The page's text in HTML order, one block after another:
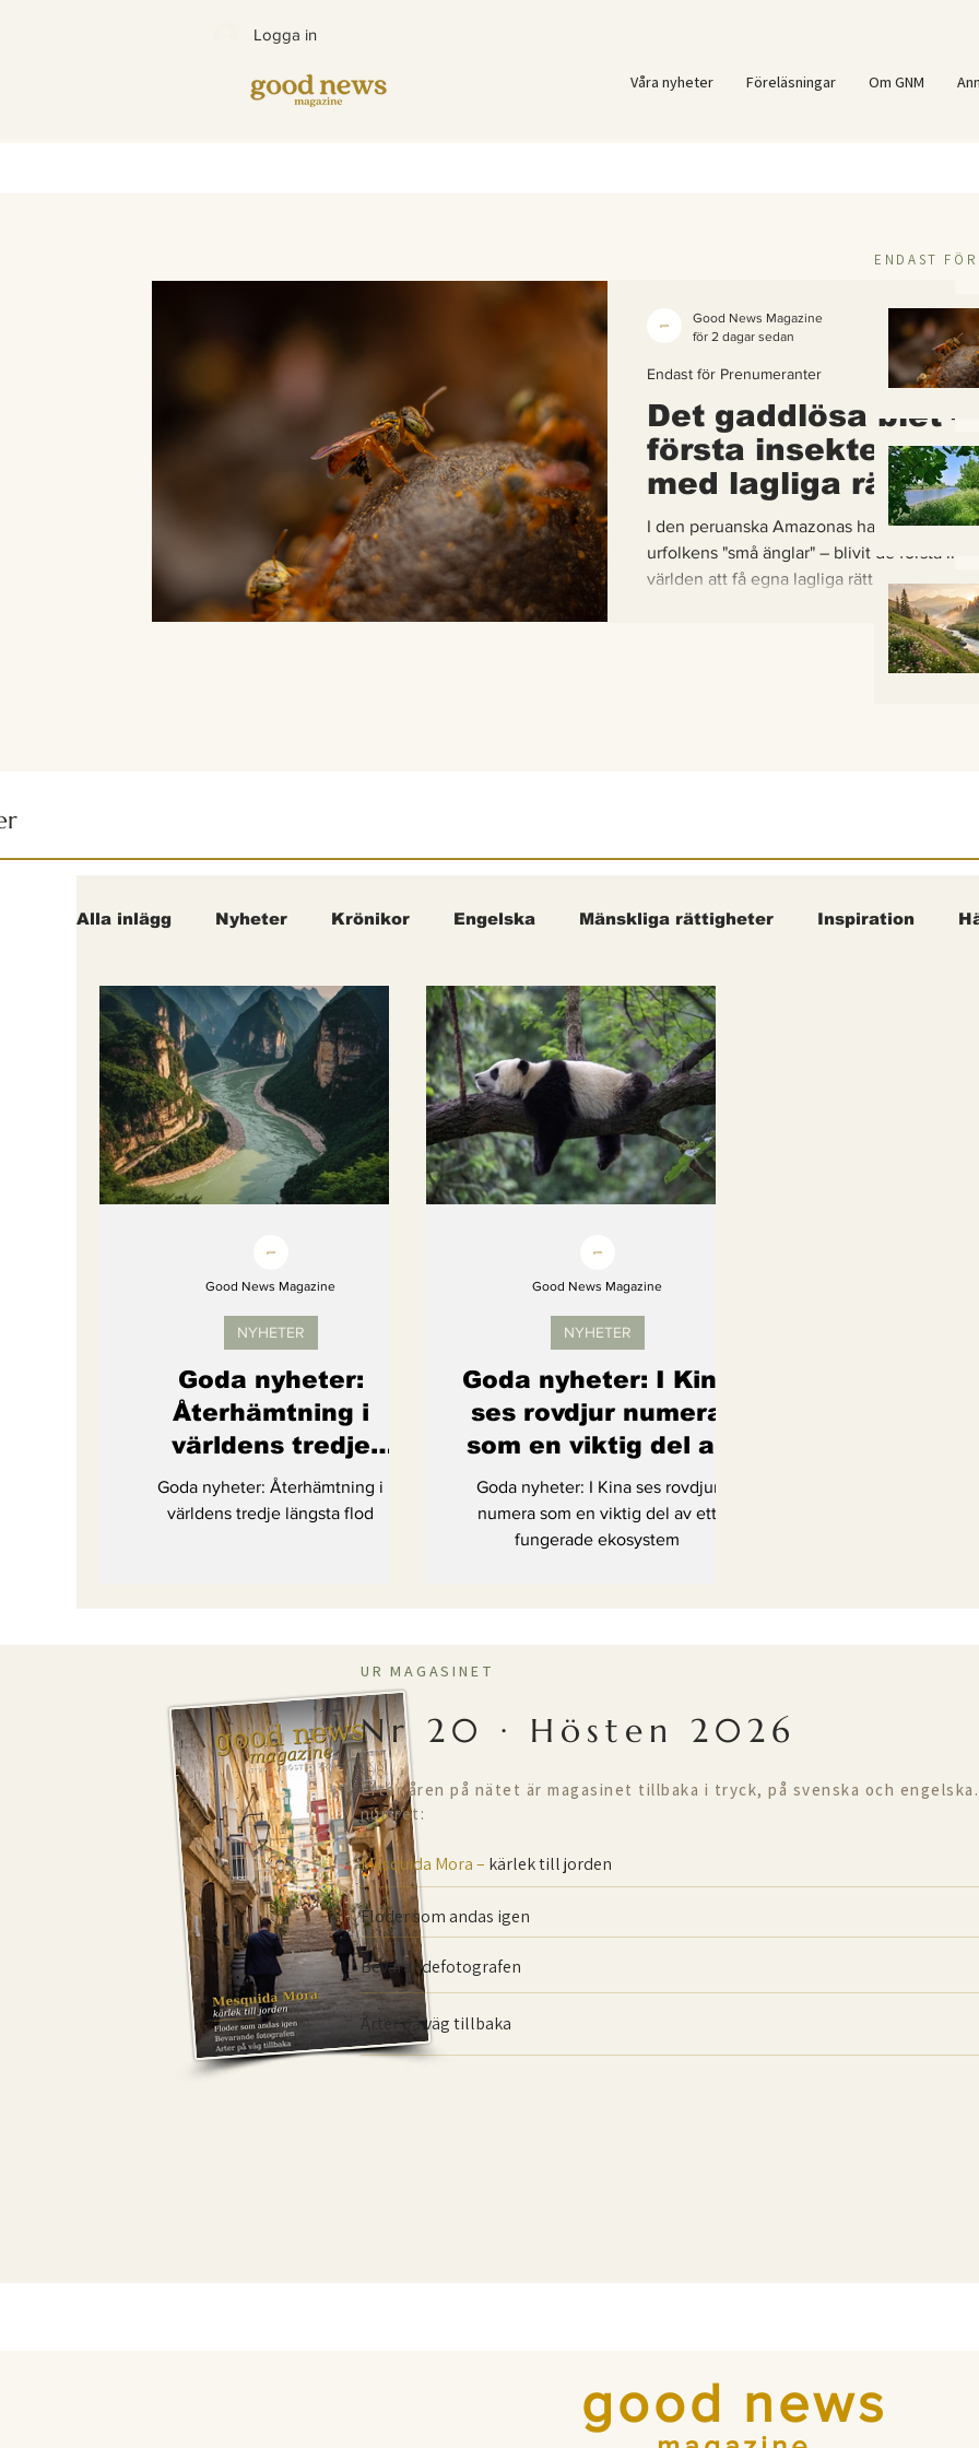
Logga in
Våra nyheter Föreläsningar Om GNM
Det gaddlösa biet –
första insekten i
med lagliga
I den peruanska Amazonas har de gaddlösa
urfolkens "små änglar" – blivit de första
världen att få egna lagliga rättigheter. En
om hur vetenskap, urfolkskunskap och
samman för att skydda regnskogens minsta
Endast för Prenumeranter
Good News Magazine
för 2 dagar sedan
ENDAST
Alla inlägg Nyheter Krönikor Engelska Mänskliga rättigheter Inspiration
Bättre värld Djurens rättigheter Kvinnors rättigheter
fredligare värld Kände du till.... Erbjudanden Videoklipp
Endast för Prenumeranter
Goda nyheter:
Återhämtning i
världens tredje
längsta flod
Goda nyheter: Återhämtning i
världens tredje längsta flod
NYHETER
Good News Magazine
Goda nyheter: I Kina
ses rovdjur numera
som en viktig del av
ett fungerade
ekosystem
Goda nyheter: I Kina ses rovdjur
numera som en viktig del av ett
fungerade ekosystem
NYHETER
Good News Magazine
UR MAGASINET
Nr 20 · Hösten 2026
Efter åren på nätet är magasinet tillbaka i tryck, på svenska och
numret:
Mesquida Mora – kärlek till jorden
Floder som andas igen
Bevarande­fotografen
Arter på väg tillbaka
good news